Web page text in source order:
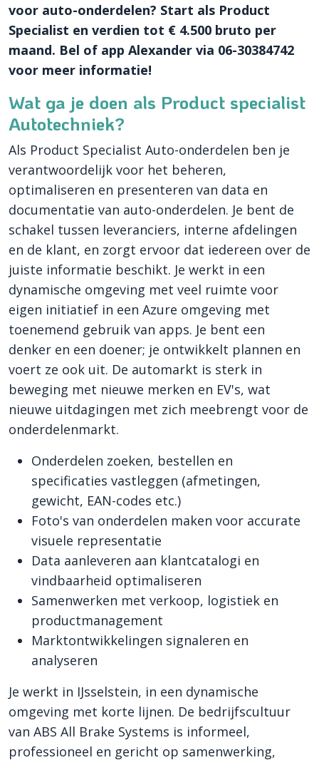
voor auto-onderdelen? Start als Product
Specialist en verdien tot € 4.500 bruto per
maand. Bel of app Alexander via 06-30384742
voor meer informatie!
Wat ga je doen als Product specialist
Autotechniek?
Als Product Specialist Auto-onderdelen ben je
verantwoordelijk voor het beheren,
optimaliseren en presenteren van data en
documentatie van auto-onderdelen. Je bent de
schakel tussen leveranciers, interne afdelingen
en de klant, en zorgt ervoor dat iedereen over de
juiste informatie beschikt. Je werkt in een
dynamische omgeving met veel ruimte voor
eigen initiatief in een Azure omgeving met
toenemend gebruik van apps. Je bent een
denker en een doener; je ontwikkelt plannen en
voert ze ook uit. De automarkt is sterk in
beweging met nieuwe merken en EV's, wat
nieuwe uitdagingen met zich meebrengt voor de
onderdelenmarkt.
Onderdelen zoeken, bestellen en
specificaties vastleggen (afmetingen,
gewicht, EAN-codes etc.)
Foto's van onderdelen maken voor accurate
visuele representatie
Data aanleveren aan klantcatalogi en
vindbaarheid optimaliseren
Samenwerken met verkoop, logistiek en
productmanagement
Marktontwikkelingen signaleren en
analyseren
Je werkt in IJsselstein, in een dynamische
omgeving met korte lijnen. De bedrijfscultuur
van ABS All Brake Systems is informeel,
professioneel en gericht op samenwerking,